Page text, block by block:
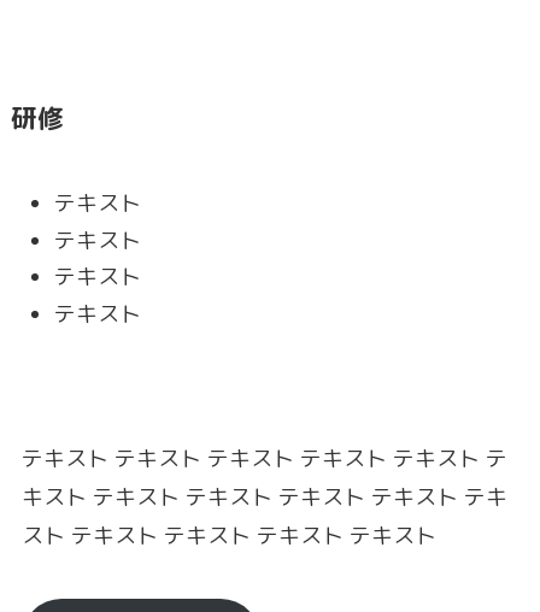
研修
テキスト
テキスト
テキスト
テキスト
テキスト テキスト テキスト テキスト テキスト テ
キスト テキスト テキスト テキスト テキスト テキ
スト テキスト テキスト テキスト テキスト